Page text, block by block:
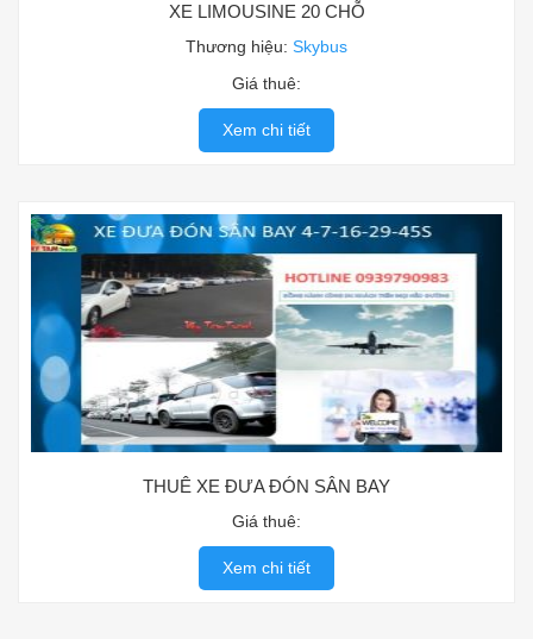
XE LIMOUSINE 20 CHỖ
Thương hiệu: Skybus
Giá thuê:
Xem chi tiết
THUÊ XE ĐƯA ĐÓN SÂN BAY
Giá thuê:
Xem chi tiết